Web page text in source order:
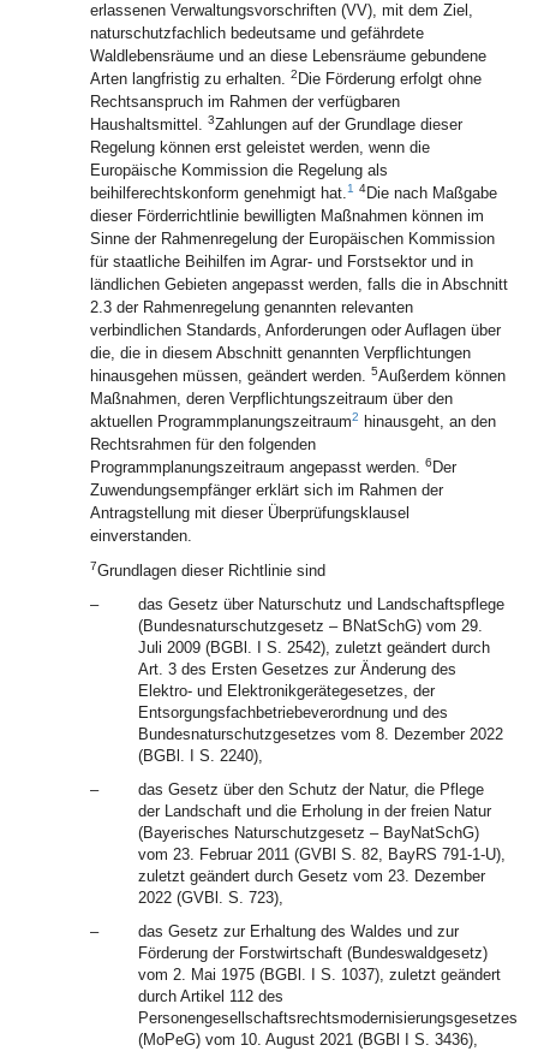
erlassenen Verwaltungsvorschriften (VV), mit dem Ziel,
naturschutzfachlich bedeutsame und gefährdete
Waldlebensräume und an diese Lebensräume gebundene
Arten langfristig zu erhalten. 2 Die Förderung erfolgt ohne
Rechtsanspruch im Rahmen der verfügbaren
Haushaltsmittel. 3Zahlungen auf der Grundlage dieser
Regelung können erst geleistet werden, wenn die
Europäische Kommission die Regelung als
beihilferechtskonform genehmigt hat.1 4Die nach Maßgabe
dieser Förderrichtlinie bewilligten Maßnahmen können im
Sinne der Rahmenregelung der Europäischen Kommission
für staatliche Beihilfen im Agrar- und Forstsektor und in
ländlichen Gebieten angepasst werden, falls die in Abschnitt
2.3 der Rahmenregelung genannten relevanten
verbindlichen Standards, Anforderungen oder Auflagen über
die, die in diesem Abschnitt genannten Verpflichtungen
hinausgehen müssen, geändert werden. 5Außerdem können
Maßnahmen, deren Verpflichtungszeitraum über den
aktuellen Programmplanungszeitraum2
hinausgeht, an den
Rechtsrahmen für den folgenden
Programmplanungszeitraum angepasst werden. 6 Der
Zuwendungsempfänger erklärt sich im Rahmen der
Antragstellung mit dieser Überprüfungsklausel
einverstanden.
7Grundlagen dieser Richtlinie sind
–
das Gesetz über Naturschutz und Landschaftspflege
(Bundesnaturschutzgesetz – BNatSchG) vom 29.
Juli 2009 (BGBl. I S. 2542), zuletzt geändert durch
Art. 3 des Ersten Gesetzes zur Änderung des
Elektro- und Elektronikgerätegesetzes, der
Entsorgungsfachbetriebeverordnung und des
Bundesnaturschutzgesetzes vom 8. Dezember 2022
(BGBl. I S. 2240),
–
das Gesetz über den Schutz der Natur, die Pflege
der Landschaft und die Erholung in der freien Natur
(Bayerisches Naturschutzgesetz – BayNatSchG)
vom 23. Februar 2011 (GVBl S. 82, BayRS 791-1-U),
zuletzt geändert durch Gesetz vom 23. Dezember
2022 (GVBl. S. 723),
–
das Gesetz zur Erhaltung des Waldes und zur
Förderung der Forstwirtschaft (Bundeswaldgesetz)
vom 2. Mai 1975 (BGBl. I S. 1037), zuletzt geändert
durch Artikel 112 des
Personengesellschaftsrechtsmodernisierungsgesetzes
(MoPeG) vom 10. August 2021 (BGBl I S. 3436),